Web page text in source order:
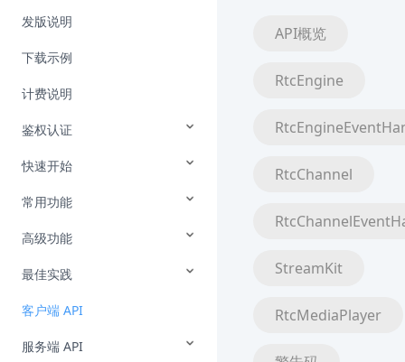
发版说明
下载示例
计费说明
鉴权认证
快速开始
常用功能
高级功能
最佳实践
客户端 API
服务端 API
API概览
RtcEngine
RtcChannel
StreamKit
RtcMediaPlayer